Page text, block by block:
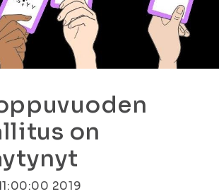
on
2019